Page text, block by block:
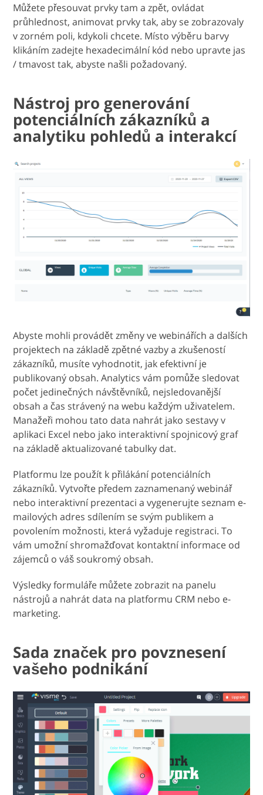
Můžete přesouvat prvky tam a zpět, ovládat
průhlednost, animovat prvky tak, aby se zobrazovaly
v zorném poli, kdykoli chcete. Místo výběru barvy
klikáním zadejte hexadecimální kód nebo upravte jas
/ tmavost tak, abyste našli požadovaný.
Nástroj pro generování
potenciálních zákazníků a
analytiku pohledů a interakcí
Abyste mohli provádět změny ve webinářích a dalších
projektech na základě zpětné vazby a zkušeností
zákazníků, musíte vyhodnotit, jak efektivní je
publikovaný obsah. Analytics vám pomůže sledovat
počet jedinečných návštěvníků, nejsledovanější
obsah a čas strávený na webu každým uživatelem.
Manažeři mohou tato data nahrát jako sestavy v
aplikaci Excel nebo jako interaktivní spojnicový graf
na základě aktualizované tabulky dat.
Platformu lze použít k přilákání potenciálních
zákazníků. Vytvořte předem zaznamenaný webinář
nebo interaktivní prezentaci a vygenerujte seznam e-
mailových adres sdílením se svým publikem a
povolením možnosti, která vyžaduje registraci. To
vám umožní shromažďovat kontaktní informace od
zájemců o váš soukromý obsah.
Výsledky formuláře můžete zobrazit na panelu
nástrojů a nahrát data na platformu CRM nebo e-
marketing.
Sada značek pro povznesení
vašeho podnikání